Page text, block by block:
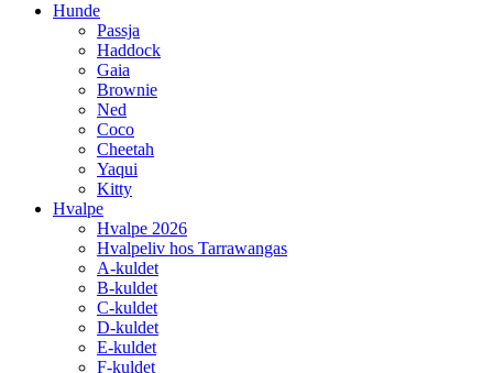
Hunde
Passja
Haddock
Gaia
Brownie
Ned
Coco
Cheetah
Yaqui
Kitty
Hvalpe
Hvalpe 2026
Hvalpeliv hos Tarrawangas
A-kuldet
B-kuldet
C-kuldet
D-kuldet
E-kuldet
F-kuldet